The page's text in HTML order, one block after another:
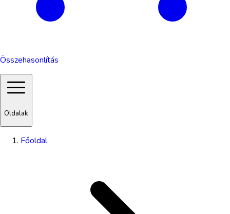
Összehasonlítás
Oldalak
Főoldal